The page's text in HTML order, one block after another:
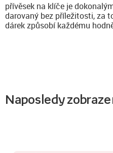
přívěsek na klíče je
darovaný bez příležitosti, za
dárek způsobí každému
Naposledy